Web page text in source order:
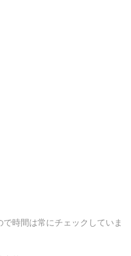
時間は常にチェックしていま